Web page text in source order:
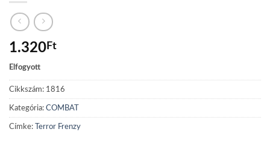
1.320Ft
Elfogyott
Cikkszám: 1816
Kategória: COMBAT
Címke: Terror Frenzy